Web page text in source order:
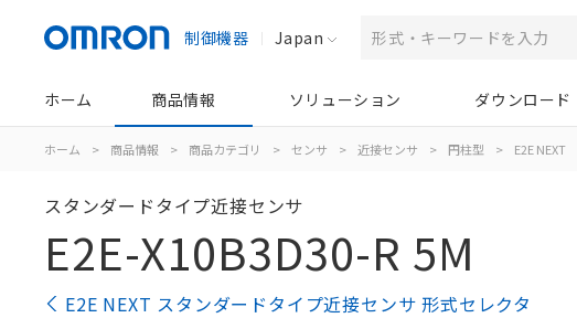
制御機器 Japan
ホーム 商品情報 ソリューション ダウンロード
ホーム > 商品情報 > 商品カテゴリ > センサ > 近接センサ > 円柱型 > E2E NEXT
スタンダードタイプ近接センサ
E2E-X10B3D30-R 5M
E2E NEXT スタンダードタイプ近接センサ 形式セレクタ